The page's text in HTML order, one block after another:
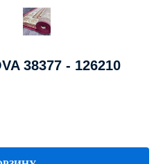
38377 - 126210